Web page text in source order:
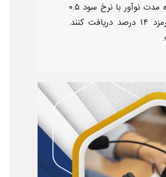
مدتنوآور
با نرخ سود ۰.۵
با کارمزد ۱۴ درصد دریافت کنند.